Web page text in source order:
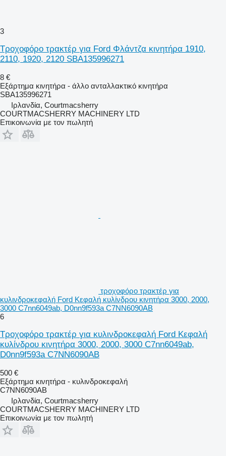
3
Τροχοφόρο τρακτέρ για Ford Φλάντζα κινητήρα 1910,
2110, 1920, 2120 SBA135996271
8 €
Εξάρτημα κινητήρα - άλλο ανταλλακτικό κινητήρα
SBA135996271
Ιρλανδία, Courtmacsherry
COURTMACSHERRY MACHINERY LTD
Επικοινωνία με τον πωλητή
τροχοφόρο τρακτέρ για
κυλινδροκεφαλή Ford Κεφαλή κυλίνδρου κινητήρα 3000, 2000,
3000 C7nn6049ab, D0nn9f593a C7NN6090AB
6
Τροχοφόρο τρακτέρ για κυλινδροκεφαλή Ford Κεφαλή
κυλίνδρου κινητήρα 3000, 2000, 3000 C7nn6049ab,
D0nn9f593a C7NN6090AB
500 €
Εξάρτημα κινητήρα - κυλινδροκεφαλή
C7NN6090AB
Ιρλανδία, Courtmacsherry
COURTMACSHERRY MACHINERY LTD
Επικοινωνία με τον πωλητή